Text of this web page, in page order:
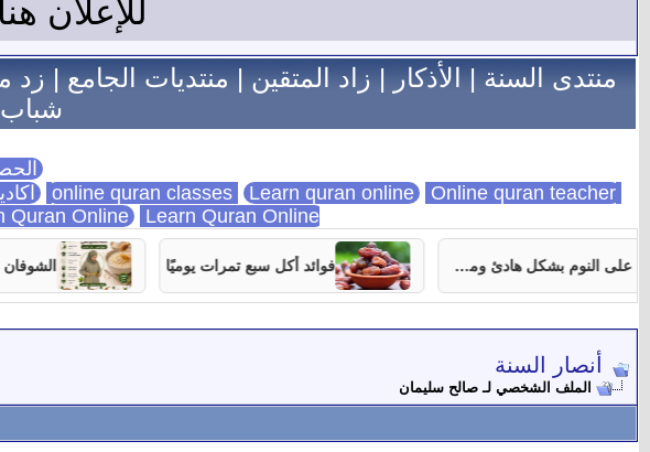
للإعلان
منتدى السنة|الأذكار|زاد المتقين|منتديات الجامع|زد
شباب
Learn quran online Online quran teacher
Quran Online Learn Quran Online
الشوفان فوائد أكل سبع تمرات يوميًا 7 نصائح تساعدك على النوم بشكل هادئ ومستمر
أنصار السنة
الملف الشخصي لـ صالح سليمان